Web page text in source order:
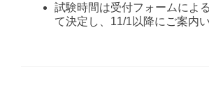
試験時間は受付フォームによ
て決定し、11/1以降にご案内